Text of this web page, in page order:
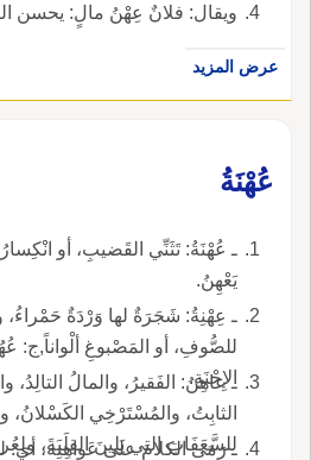
ويقال: فلانٌ عِهْنُ مالٍ: يحسن
عرض المزيد
عُهْنَةُ
ـ عُهْنَةُ: تَثَنِّي القَضيبِ، أو
يَعْهِنُ.
ـ عِهْنِةُ: شَجَرَةٌ لها وَرْدَةٌ حَمْراءُ،
للصُّوفِ، أو المَصْبوغِ ألْواناً,ج:
الإِحْنَةِ.
ـ عاهِنُ: الفَقيرُ، والمالُ التالِدُ،
الثابِتُ، والمُسْتَرْخِي الكَسْلانُ،
للسَّعَفَاتِ التي يَلِينَ القِلَبَةَ،
ـ رَمَى الكلامَ على عَواهِنِه، أي: